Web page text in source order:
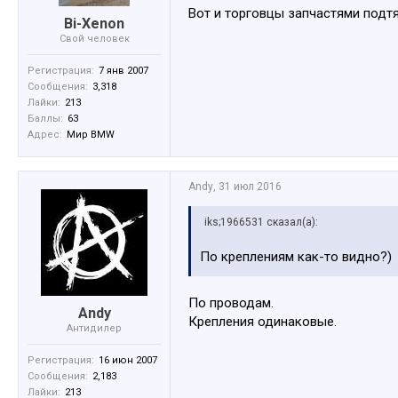
Bi-Xenon
Свой человек
Регистрация: 7 янв 2007
Сообщения: 3,318
Лайки: 213
Баллы: 63
Адрес:
Мир BMW
Вот и торговцы запчастями
Andy
Антидилер
Регистрация: 16 июн 2007
Сообщения: 2,183
Лайки: 213
Andy, 31 июл 2016
iks;1966531 сказал(а):
По креплениям как-то видно?)
По проводам.
Крепления одинаковые.